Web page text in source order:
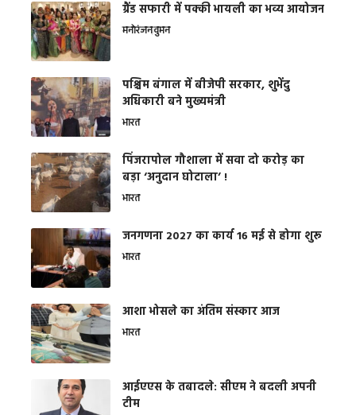
ग्रैंड सफारी में पक्की भायली का भव्य आयोजन
मनोरंजनवुमन
पश्चिम बंगाल में बीजेपी सरकार, शुभेंदु
अधिकारी बने मुख्यमंत्री
भारत
​पिंजरापोल गौशाला में सवा दो करोड़ का
बड़ा ‘अनुदान घोटाला’ !
भारत
जनगणना 2027 का कार्य 16 मई से होगा शुरू
भारत
आशा भोसले का अंतिम संस्कार आज
भारत
आईएएस के तबादले: सीएम ने बदली अपनी
टीम